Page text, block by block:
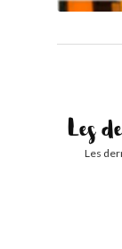
Les
Les